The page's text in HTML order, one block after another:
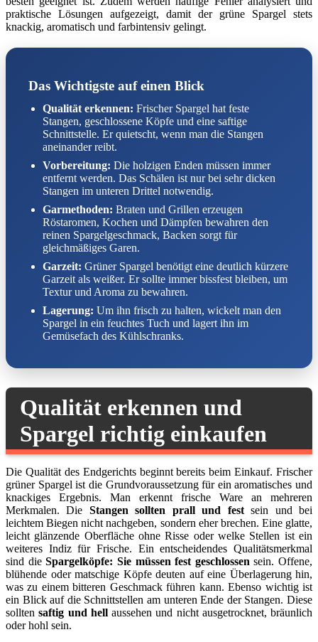
praktische Lösungen aufgezeigt, damit der grüne Spargel stets
knackig, aromatisch und farbintensiv gelingt.
Das Wichtigste auf einen Blick
Qualität erkennen: Frischer Spargel hat feste
Stangen, geschlossene Köpfe und eine saftige
Schnittstelle. Er quietscht, wenn man die Stangen
aneinander reibt.
Vorbereitung: Die holzigen Enden müssen immer
entfernt werden. Das Schälen ist nur bei sehr dicken
Stangen im unteren Drittel notwendig.
Garmethoden: Braten und Grillen erzeugen
Röstaromen, Kochen und Dämpfen bewahren den
reinen Spargelgeschmack, Backen sorgt für
gleichmäßiges Garen.
Garzeit: Grüner Spargel benötigt eine deutlich kürzere
Garzeit als weißer. Er sollte immer bissfest bleiben, um
Textur und Aroma zu bewahren.
Lagerung: Um ihn frisch zu halten, wickelt man den
Spargel in ein feuchtes Tuch und lagert ihn im
Gemüsefach des Kühlschranks.
Qualität erkennen und
Spargel richtig einkaufen
Die Qualität des Endgerichts beginnt bereits beim Einkauf. Frischer
grüner Spargel ist die Grundvoraussetzung für ein aromatisches und
knackiges Ergebnis. Man erkennt frische Ware an mehreren
Merkmalen. Die Stangen sollten prall und festsein und bei
leichtem Biegen nicht nachgeben, sondern eher brechen. Eine glatte,
leicht glänzende Oberfläche ohne Risse oder welke Stellen ist ein
weiteres Indiz für Frische. Ein entscheidendes Qualitätsmerkmal
sind dieSpargelköpfe: Sie müssen fest geschlossen sein. Offene,
blühende oder matschige Köpfe deuten auf eine Überlagerung hin,
was zu einem bitteren Geschmack führen kann. Ebenso wichtig ist
ein Blick auf die Schnittstellen am unteren Ende der Stangen. Diese
solltensaftig und hellaussehen und nicht ausgetrocknet, bräunlich
oder hohl sein.